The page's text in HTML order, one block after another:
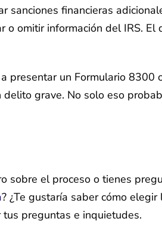
financieras
omitir información del IRS.
un Formulario
grave. No solo eso
sobre el proceso o tienes
? ¿Te gustaría saber cómo elegir
preguntas e inquietudes.